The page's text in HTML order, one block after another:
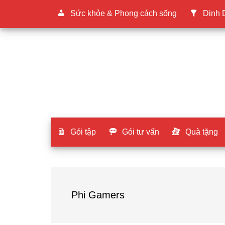
Sức khỏe & Phong cách sống Dinh
Gói tập Gói tư vấn Quà tặng
Phi Gamers